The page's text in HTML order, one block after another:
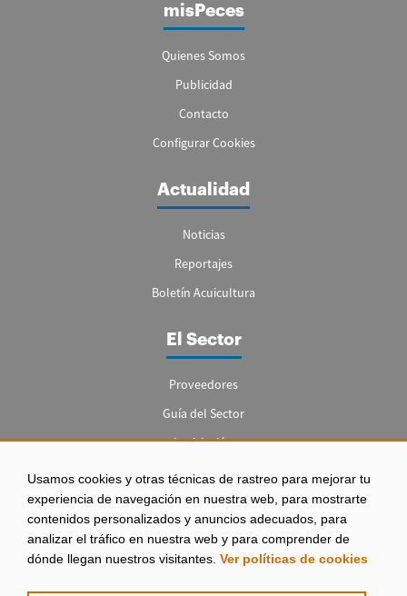
Usamos cookies y otras técnicas de rastreo para mejorar tu
experiencia de navegación en nuestra web, para mostrarte
contenidos personalizados y anuncios adecuados, para
analizar el tráfico en nuestra web y para comprender de
dónde llegan nuestros visitantes. Ver políticas de cookies
misPeces
Quienes Somos
Publicidad
Contacto
Configurar Cookies
Actualidad
Noticias
Reportajes
Boletín Acuicultura
El Sector
Proveedores
Guía del Sector
Legislación
Empleo
Aviso legal
|